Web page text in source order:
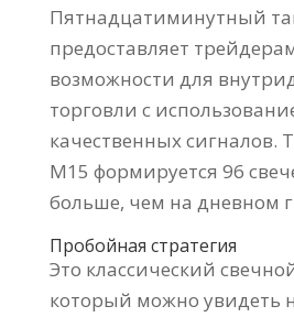
Пятнадцатиминутный
предоставляет
возможности для
торговли с
качественных сигналов.
M15 формируется 96
больше, чем на дневном
Пробойная стратегия
Это классический
который можно увидеть